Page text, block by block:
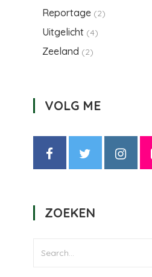
Reportage(2)
Uitgelicht(4)
Zeeland (2)
VOLG ME
ZOEKEN